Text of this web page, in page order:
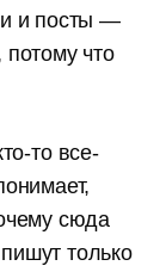
и посты —
потому что
то все-
сюда
только